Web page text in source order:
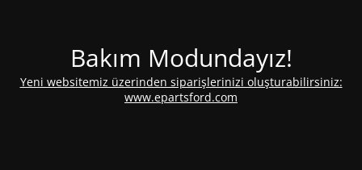
Bakım Modundayız!
Yeni websitemiz üzerinden siparişlerinizi oluşturabilirsiniz:
www.epartsford.com